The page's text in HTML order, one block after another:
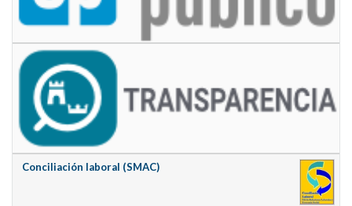
Conciliación laboral (SMAC)